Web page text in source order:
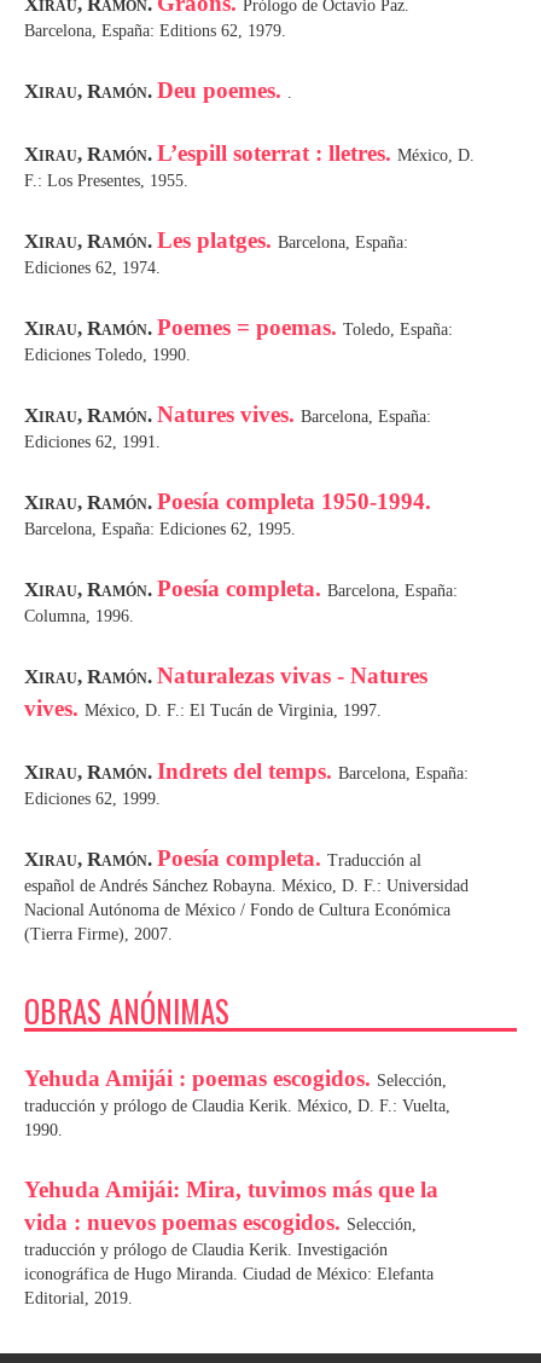
Prólogo de Octavio Paz.
Barcelona, España: Editions 62, 1979.
Xirau, Ramón. Deu poemes. .
Xirau, Ramón. L’espill soterrat : lletres. México, D.
F.: Los Presentes, 1955.
Xirau, Ramón. Les platges. Barcelona, España:
Ediciones 62, 1974.
Xirau, Ramón. Poemes = poemas. Toledo, España:
Ediciones Toledo, 1990.
Xirau, Ramón. Natures vives. Barcelona, España:
Ediciones 62, 1991.
Xirau, Ramón. Poesía completa 1950-1994.
Barcelona, España: Ediciones 62, 1995.
Xirau, Ramón. Poesía completa. Barcelona, España:
Columna, 1996.
Xirau, Ramón. Naturalezas vivas - Natures
vives. México, D. F.: El Tucán de Virginia, 1997.
Xirau, Ramón. Indrets del temps. Barcelona, España:
Ediciones 62, 1999.
Xirau, Ramón. Poesía completa. Traducción al
español de Andrés Sánchez Robayna. México, D. F.: Universidad
Nacional Autónoma de México / Fondo de Cultura Económica
(Tierra Firme), 2007.
OBRAS ANÓNIMAS
Yehuda Amijái : poemas escogidos. Selección,
traducción y prólogo de Claudia Kerik. México, D. F.: Vuelta,
1990.
Yehuda Amijái: Mira, tuvimos más que la
vida : nuevos poemas escogidos. Selección,
traducción y prólogo de Claudia Kerik. Investigación
iconográfica de Hugo Miranda. Ciudad de México: Elefanta
Editorial, 2019.